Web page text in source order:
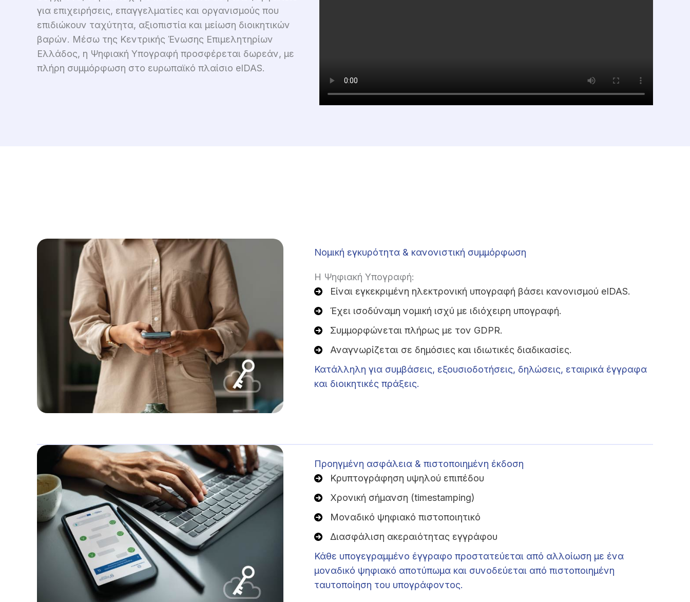
για επιχειρήσεις, επαγγελματίες και οργανισμούς που
επιδιώκουν ταχύτητα, αξιοπιστία και μείωση διοικητικών
βαρών. Μέσω της Κεντρικής Ένωσης Επιμελητηρίων
Ελλάδος, η Ψηφιακή Υπογραφή προσφέρεται δωρεάν, με
πλήρη συμμόρφωση στο ευρωπαϊκό πλαίσιο eIDAS.
Νομική εγκυρότητα & κανονιστική συμμόρφωση
Η Ψηφιακή Υπογραφή:
Είναι εγκεκριμένη ηλεκτρονική υπογραφή βάσει κανονισμού eIDAS.
Έχει ισοδύναμη νομική ισχύ με ιδιόχειρη υπογραφή.
Συμμορφώνεται πλήρως με τον GDPR.
Αναγνωρίζεται σε δημόσιες και ιδιωτικές διαδικασίες.
Κατάλληλη για συμβάσεις, εξουσιοδοτήσεις, δηλώσεις, εταιρικά έγγραφα
και διοικητικές πράξεις.
Προηγμένη ασφάλεια & πιστοποιημένη έκδοση
Κρυπτογράφηση υψηλού επιπέδου
Χρονική σήμανση (timestamping)
Μοναδικό ψηφιακό πιστοποιητικό
Διασφάλιση ακεραιότητας εγγράφου
Κάθε υπογεγραμμένο έγγραφο προστατεύεται από αλλοίωση με ένα
μοναδικό ψηφιακό αποτύπωμα και συνοδεύεται από πιστοποιημένη
ταυτοποίηση του υπογράφοντος.